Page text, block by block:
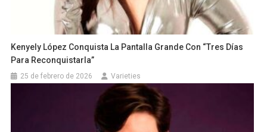
Kenyely López Conquista La Pantalla Grande Con “Tres Días
Para Reconquistarla”
25 de febrero de 2026 Varieties